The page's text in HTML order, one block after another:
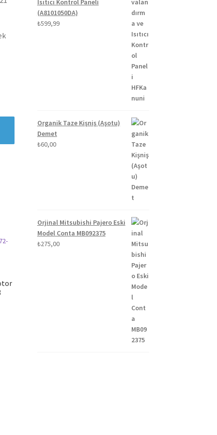
Isıtıcı Kontrol Paneli
(A8101050DA)
₺599,99
Organik Taze Kişniş (Aşotu)
Demet
₺60,00
Orjinal Mitsubishi Pajero Eski
Model Conta MB092375
₺275,00